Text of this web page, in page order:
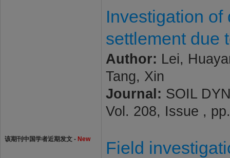
该期刊中国学者近期发文 - New
Investigation
settlement due
Author: Lei,
Tang, Xin
Journal: SOIL
Vol. 208, Issue ,
Field